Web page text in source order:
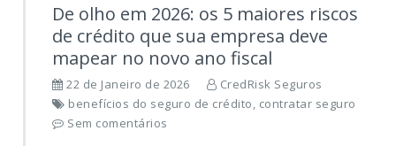
De olho em 2026: os 5 maiores riscos
de crédito que sua empresa deve
mapear no novo ano fiscal
22 de Janeiro de 2026
CredRisk Seguros
benefícios do seguro de crédito, contratar seguro
Sem comentários